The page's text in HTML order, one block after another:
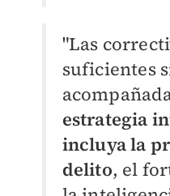
"Las
suficientes
estrategia
incluya la
delito, el